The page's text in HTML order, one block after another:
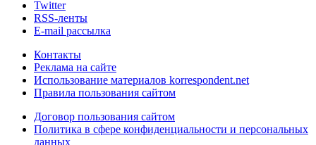
Twitter
RSS-ленты
E-mail рассылка
Контакты
Реклама на сайте
Использование материалов korrespondent.net
Правила пользования сайтом
Договор пользования сайтом
Политика в сфере конфиденциальности и персональных
данных